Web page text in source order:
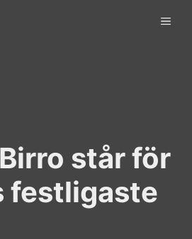
står för
festligaste